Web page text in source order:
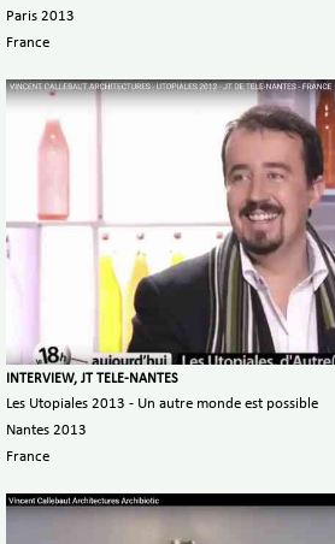
Paris 2013
France
INTERVIEW, JT TELE-NANTES
Les Utopiales 2013 - Un autre monde est possible
Nantes 2013
France